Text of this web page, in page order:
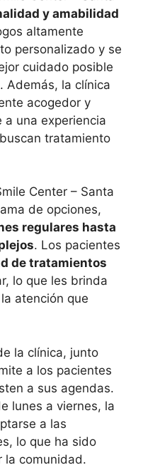
y amabilidad
altamente
personalizado y se
cuidado posible
Además, la clínica
acogedor y
a una experiencia
tratamiento
Center – Santa
de opciones,
regulares hasta
. Los pacientes
de tratamientos
lo que les brinda
atención que
la clínica, junto
a los pacientes
a sus agendas.
lunes a viernes, la
a las
lo que ha sido
la comunidad.